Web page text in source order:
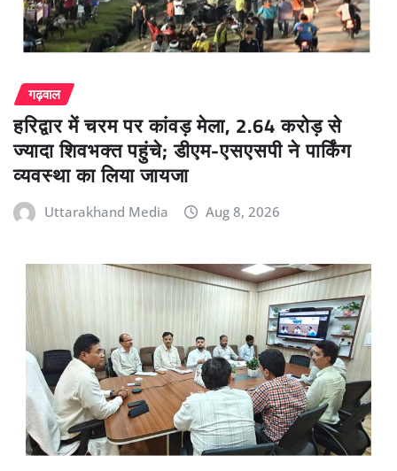
गढ़वाल
हरिद्वार में चरम पर कांवड़ मेला, 2.64 करोड़ से
ज्यादा शिवभक्त पहुंचे; डीएम-एसएसपी ने पार्किंग
व्यवस्था का लिया जायजा
Uttarakhand Media Aug 8, 2026